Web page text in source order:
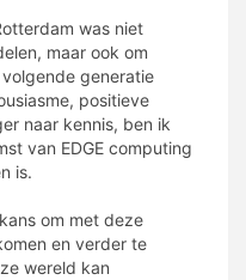
was niet
maar ook om
generatie
positieve
naar kennis, ben ik
van EDGE computing
is.
om met deze
en verder te
wereld kan